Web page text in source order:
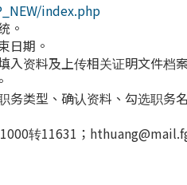
index.php
。
日期。
入资料及上传相关证明文件档
务类型、确认资料、勾选职务
转11631；